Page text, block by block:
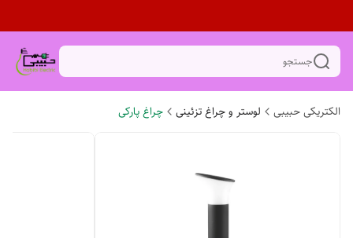
جستجو
الکتریکی حبیبی لوستر و چراغ تزئینی چراغ پارکی